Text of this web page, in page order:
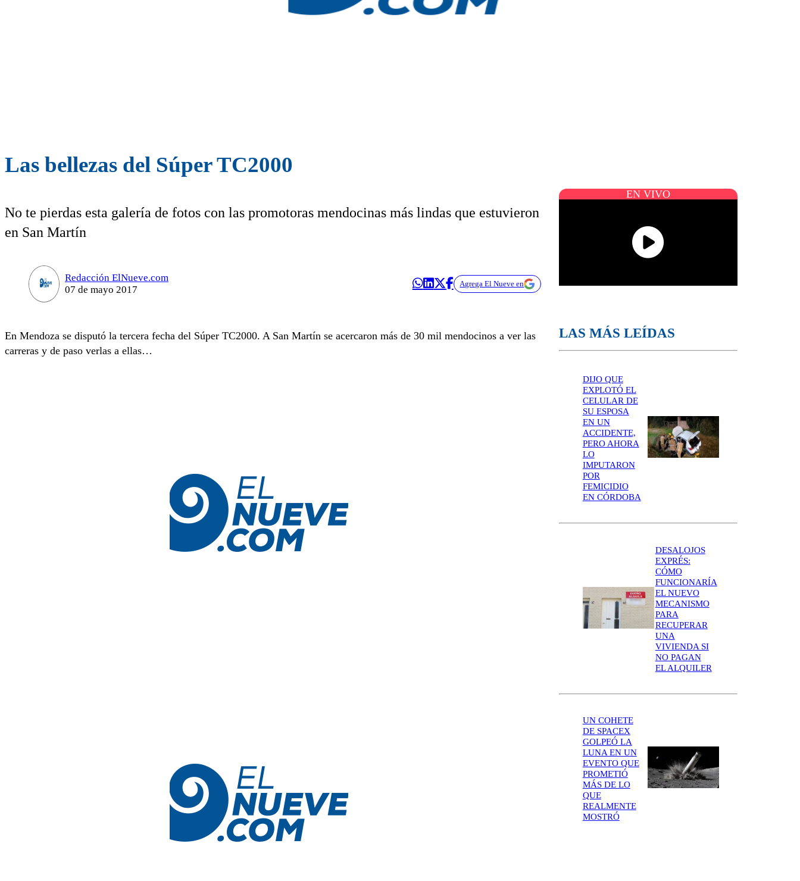
Las bellezas del Súper TC2000
No te pierdas esta galería de fotos con las promotoras mendocinas más lindas que estuvieron
en San Martín
Redacción ElNueve.com
07 de mayo 2017
Agrega El Nueve en
En Mendoza se disputó la tercera fecha del Súper TC2000. A San Martín se acercaron más de 30 mil mendocinos a ver las
carreras y de paso verlas a ellas…
EN VIVO
LAS MÁS LEÍDAS
DIJO QUE
EXPLOTÓ EL
CELULAR DE
SU ESPOSA
EN UN
ACCIDENTE,
PERO AHORA
LO
IMPUTARON
POR
FEMICIDIO
EN CÓRDOBA
DESALOJOS
EXPRÉS:
CÓMO
FUNCIONARÍA
EL NUEVO
MECANISMO
PARA
RECUPERAR
UNA
VIVIENDA SI
NO PAGAN
EL ALQUILER
UN COHETE
DE SPACEX
GOLPEÓ LA
LUNA EN UN
EVENTO QUE
PROMETIÓ
MÁS DE LO
QUE
REALMENTE
MOSTRÓ